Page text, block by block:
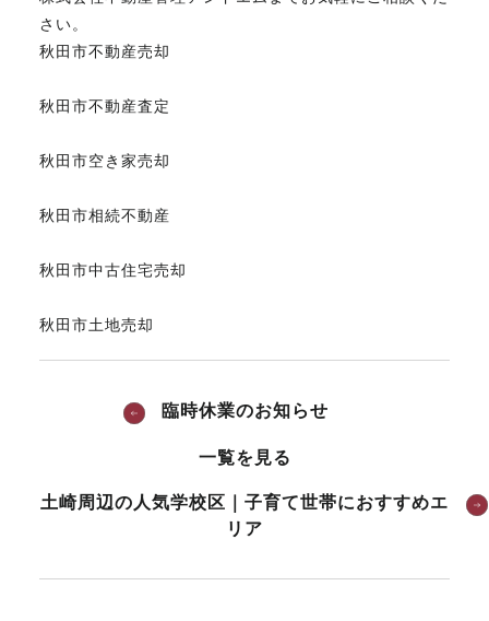
さい。
秋田市不動産売却
秋田市不動産査定
秋田市空き家売却
秋田市相続不動産
秋田市中古住宅売却
秋田市土地売却
臨時休業のお知らせ
一覧を見る
土崎周辺の人気学校区｜子育て世帯におすすめエ
リア